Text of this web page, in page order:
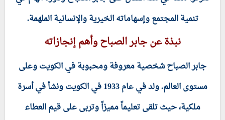
تنمية المجتمع وإسهاماته الخيرية والإنسانية الملهمة.
نبذة عن جابر الصباح وأهم إنجازاته
جابر الصباح شخصية معروفة ومحبوبة في الكويت وعلى
مستوى العالم. ولد في عام 1933 في الكويت ونشأ في أسرة
ملكية، حيث تلقى تعليماً مميزاً وتربى على قيم العطاء